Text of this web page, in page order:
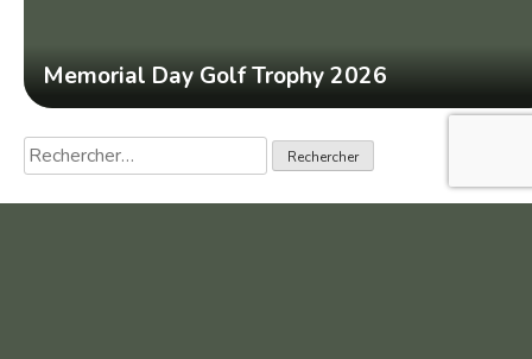
Memorial Day Golf Trophy 2026
Rechercher :